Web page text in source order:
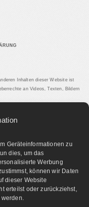
Geräteinformationen zu
dies, um das
Werbung
können wir Daten
dieser Website
erteilst oder zurückziehst,
werden.
Inhalten dieser Website ist
an Videos, Texten, Bildern